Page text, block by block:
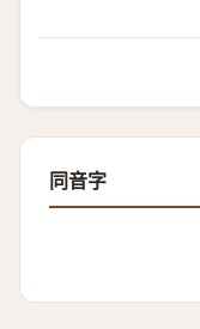
同音字